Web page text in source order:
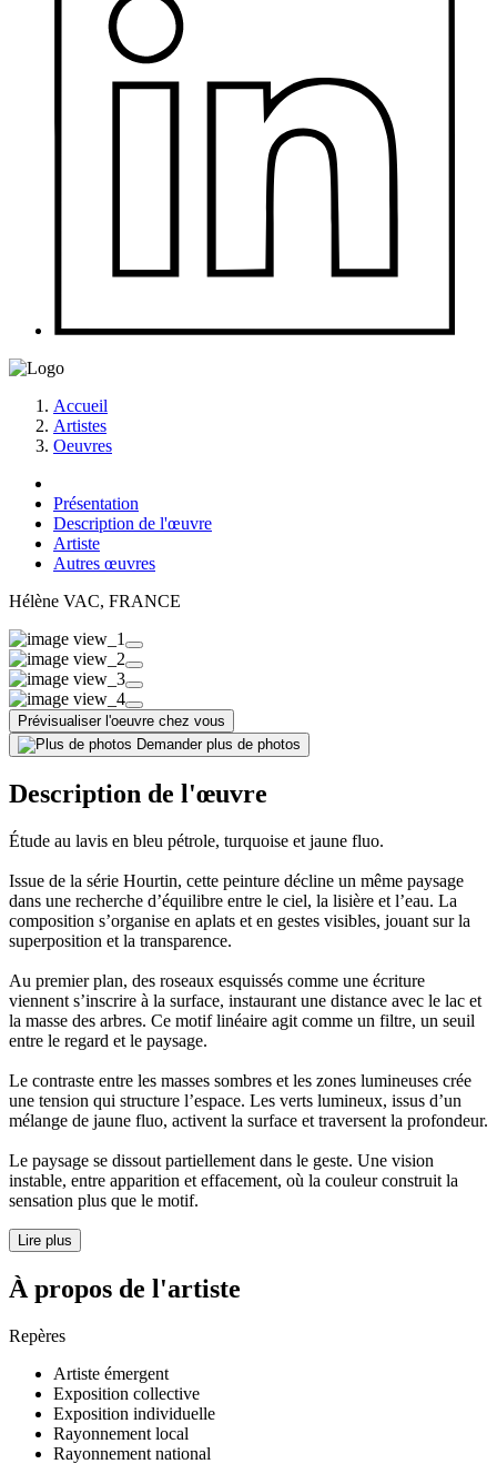
Accueil
Artistes
Oeuvres
Présentation
Description de l'œuvre
Artiste
Autres œuvres
Hélène VAC, FRANCE
Prévisualiser l'oeuvre chez vous
Demander plus de photos
Description de l'œuvre
Étude au lavis en bleu pétrole, turquoise et jaune fluo.
Issue de la série Hourtin, cette peinture décline un même paysage
dans une recherche d’équilibre entre le ciel, la lisière et l’eau. La
composition s’organise en aplats et en gestes visibles, jouant sur la
superposition et la transparence.
Au premier plan, des roseaux esquissés comme une écriture
viennent s’inscrire à la surface, instaurant une distance avec le lac et
la masse des arbres. Ce motif linéaire agit comme un filtre, un seuil
entre le regard et le paysage.
Le contraste entre les masses sombres et les zones lumineuses crée
une tension qui structure l’espace. Les verts lumineux, issus d’un
mélange de jaune fluo, activent la surface et traversent la profondeur.
Le paysage se dissout partiellement dans le geste. Une vision
instable, entre apparition et effacement, où la couleur construit la
sensation plus que le motif.
Lire plus
À propos de l'artiste
Repères
Artiste émergent
Exposition collective
Exposition individuelle
Rayonnement local
Rayonnement national